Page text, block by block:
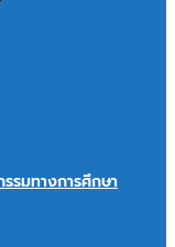
รมทางการศึกษา